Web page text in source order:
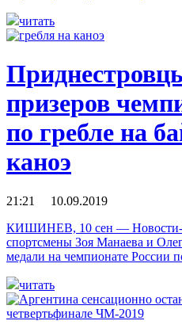
читать
призеров
по гребле на
каноэ
21:21 10.09.2019
КИШИНЕВ, 10 сен — Новости-
спортсмены Зоя Манаева и
медали на чемпионате России
читать